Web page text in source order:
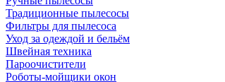
Традиционные пылесосы
Фильтры для пылесоса
Уход за одеждой и бельём
Швейная техника
Пароочистители
Роботы-мойщики окон